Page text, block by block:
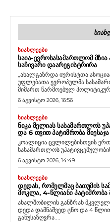
ᲡᲘᲐᲮᲚᲔᲔᲑᲘ
ᲡᲐᲘᲐ-ᲔᲕᲠᲝᲡᲐᲡᲐᲛᲐᲠᲗᲚᲝᲛ
ᲡᲐᲩᲘᲕᲐᲠᲘ ᲓᲐᲐᲠᲔᲒᲘᲡᲢᲠᲘᲠᲐ
„ახალგაზრდა იურისტთა
უფლებათა ევროპულმა
მიმართ წარმოებულ
6 აგვისტო 2026, 16:56
ᲡᲘᲐᲮᲚᲔᲔᲑᲘ
ᲜᲘᲙᲐ ᲛᲔᲚᲘᲐᲡ ᲡᲐᲡᲐᲛᲐᲠᲗᲚᲝᲡ
ᲓᲐ 6 ᲗᲕᲘᲗ ᲞᲐᲢᲘᲛᲠᲝᲑᲐ ᲛᲘᲔᲡᲐᲯᲐ
კოალიცია ცვლილებისთვის
სასამართლოს
6 აგვისტო 2026, 14:49
ᲡᲘᲐᲮᲚᲔᲔᲑᲘ
ᲓᲔᲓᲐᲡ, ᲠᲝᲛᲔᲚᲛᲐᲪ ᲑᲐᲗᲣᲛᲘᲡ
ᲛᲝᲙᲚᲐ, 4-ᲬᲚᲘᲐᲜᲘ ᲞᲐᲢᲘᲛᲠᲝᲑᲐ
ახალშობილის განზრახ
დედა დამნაშვედ ცნო და 4
განუსაზღვრა....